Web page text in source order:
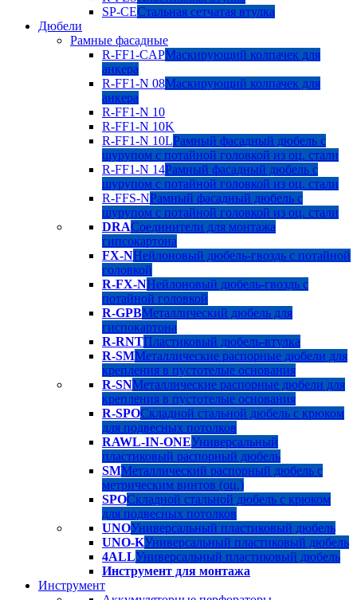
SP-CEСтальная сетчатая втулка
Дюбели
Рамные фасадные
R-FF1-CAPМаскирующий колпачек для
анкера
R-FF1-N 08Маскирующий колпачек для
анкера
R-FF1-N 10
R-FF1-N 10K
R-FF1-N 10LРамный фасадный дюбель с
шурупом с потайной головкой из оц. стали
R-FF1-N 14Рамный фасадный дюбель с
шурупом с потайной головкой из оц. стали
R-FFS-NРамный фасадный дюбель с
шурупом с потайной головкой из оц. стали
DRAСоединители для монтажа
гипсокартона
FX-NНейлоновый дюбель-гвоздь с потайной
головкой
R-FX-NНейлоновый дюбель-гвоздь с
потайной головкой
R-GPBМеталлический дюбель для
гиспокартона
R-RNTПластиковый дюбель-втулка
R-SMМеталлические распорные дюбели для
крепления в пустотелые основания
R-SNМеталлические распорные дюбели для
крепления в пустотелые основания
R-SPOСкладной стальной дюбель с крюком
для подвесных потолков
RAWL-IN-ONEУниверсальный
пластиковый распорный дюбель
SMМеталлический распорный дюбель с
метрическим винтов (оц.)
SPOСкладной стальной дюбель с крюком
для подвесных потолков
UNOУниверсальный пластиковый дюбель
UNO-KУниверсальный пластиковый дюбель
4ALLУниверсальный пластиковый дюбель
Инструмент для монтажа
Инструмент